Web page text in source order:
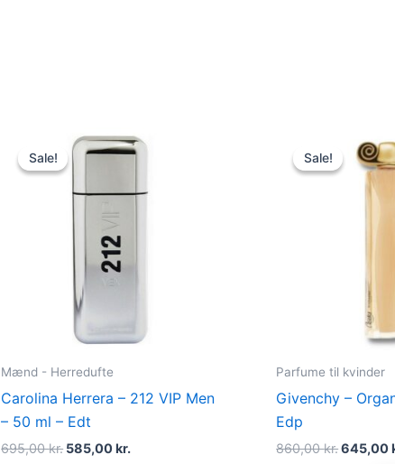
Sale!
Sale!
Mænd - Herredufte
Carolina Herrera – 212 VIP Men
– 50 ml – Edt
695,00kr.
Original
price
was:
585,00kr.
Current
price
Sale!
Sale!
Parfume til kvinder
Givenchy –
Edp
860,00kr.
price
was:
860,00
645,00